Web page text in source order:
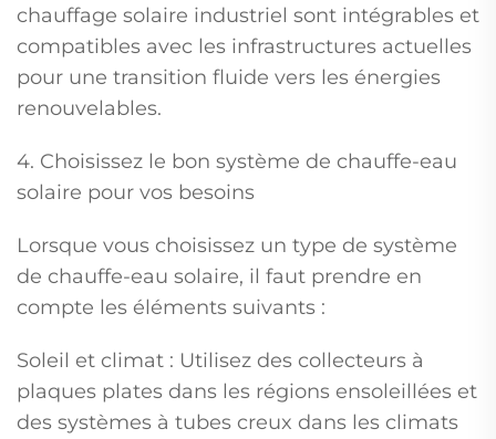
chauffage solaire industriel sont intégrables et
compatibles avec les infrastructures actuelles
pour une transition fluide vers les énergies
renouvelables.
4. Choisissez le bon système de chauffe-eau
solaire pour vos besoins
Lorsque vous choisissez un type de système
de chauffe-eau solaire, il faut prendre en
compte les éléments suivants :
Soleil et climat : Utilisez des collecteurs à
plaques plates dans les régions ensoleillées et
des systèmes à tubes creux dans les climats